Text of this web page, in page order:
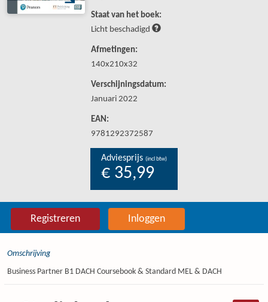
Staat van het boek:
Licht beschadigd
Afmetingen:
140x210x32
Verschijningsdatum:
Januari 2022
EAN:
9781292372587
Adviesprijs (incl btw)
€ 35,99
Registreren Inloggen
Omschrijving
Business Partner B1 DACH Coursebook & Standard MEL & DACH